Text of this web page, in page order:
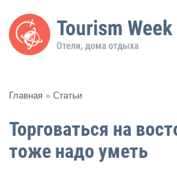
Главная »Статьи
Торговаться на
тоже надо уметь